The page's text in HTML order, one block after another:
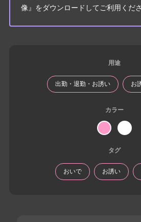
像』をダウンロードしてご利用くださ
用途
出勤・退勤・お誘い お
カラー
タグ
おいで お誘い